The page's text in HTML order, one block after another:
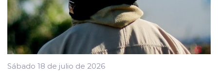
Sábado 18 de julio de 2026